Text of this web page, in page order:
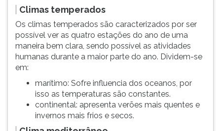
Climas temperados
Os climas temperados são caracterizados por ser
possível ver as quatro estações do ano de uma
maneira bem clara, sendo possível as atividades
humanas durante a maior parte do ano. Dividem-se
em:
marítimo: Sofre influencia dos oceanos, por
isso as temperaturas são constantes.
continental: apresenta verões mais quentes e
invernos mais frios e secos.